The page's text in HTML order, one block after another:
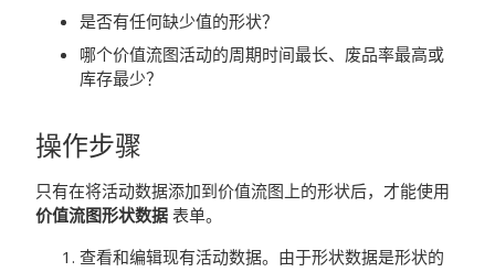
是否有任何缺少值的形状？
哪个价值流图活动的周期时间最长、废品率最高或
库存最少？
操作步骤
只有在将活动数据添加到价值流图上的形状后，才能使用
价值流图形状数据 表单。
查看和编辑现有活动数据。由于形状数据是形状的